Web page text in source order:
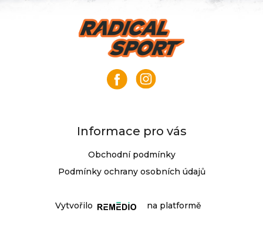
Informace pro vás
Obchodní podmínky
Podmínky ochrany osobních údajů
Vytvořilo na platformě